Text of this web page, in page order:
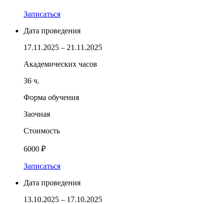
Записаться
Дата проведения
17.11.2025 – 21.11.2025
Академических часов
36 ч.
Форма обучения
Заочная
Стоимость
6000 ₽
Записаться
Дата проведения
13.10.2025 – 17.10.2025